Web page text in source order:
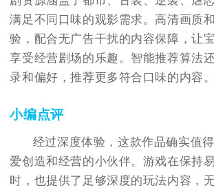
满足不同口味的观影需求。高清画质
验，配合无广告干扰的内容保障，让
享受经营剧场的乐趣。智能推荐算法
录和偏好，推荐更多符合口味的内容。
小编点评
经过深度体验，这款作品确实值
爱创造和经营的小伙伴。游戏在保持
时，也提供了足够深度的玩法内容，